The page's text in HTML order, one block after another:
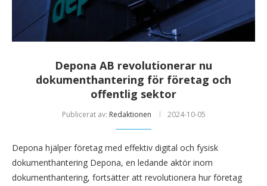
Depona AB revolutionerar nu
dokumenthantering för företag och
offentlig sektor
Publicerat av: Redaktionen 2024-10-05
Depona hjälper företag med effektiv digital och fysisk
dokumenthantering Depona, en ledande aktör inom
dokumenthantering, fortsätter att revolutionera hur företag